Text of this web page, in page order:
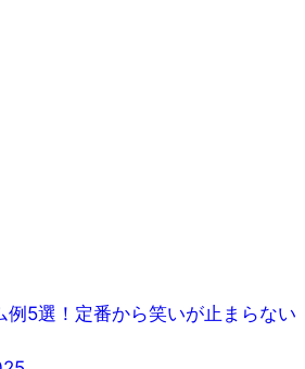
例5選！定番から笑いが止まらない